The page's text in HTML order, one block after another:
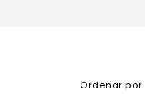
Ordenar por: